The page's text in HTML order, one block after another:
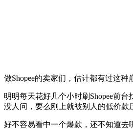
做Shopee的卖家们，估计都有过这种
明明每天花好几个小时刷Shopee前
没人问，要么刚上就被别人的低价款
好不容易看中一个爆款，还不知道去